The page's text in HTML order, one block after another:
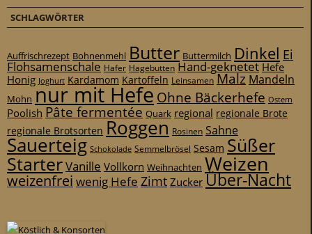
SCHLAGWÖRTER
Auffrischrezept Bohnenmehl Butter Buttermilch Dinkel Ei
Flohsamenschale Hafer Hagebutten Hand-geknetet Hefe
Honig Joghurt Kardamom Kartoffeln Leinsamen Malz Mandeln
Mohn nur mit Hefe Ohne Bäckerhefe Ostern
Poolish Pâte fermentée Quark regional regionale Brote
regionale Brotsorten Roggen Rosinen Sahne
Sauerteig Schokolade Semmelbrösel Sesam Süßer
StarterVanille Vollkorn Weihnachten Weizen
weizenfrei wenig Hefe ZimtZuckerÜber-Nacht